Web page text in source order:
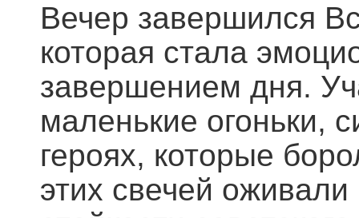
Вечер завершился
которая стала
завершением дня.
маленькие огоньки,
героях, которые
этих свечей